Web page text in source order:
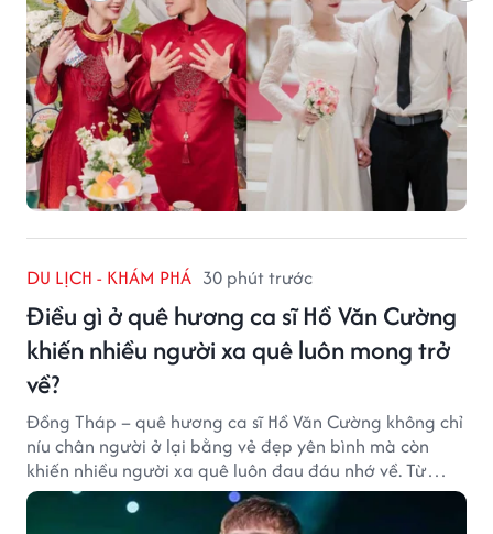
DU LỊCH - KHÁM PHÁ 30 phút trước
Điều gì ở quê hương ca sĩ Hồ Văn Cường
khiến nhiều người xa quê luôn mong trở
về?
Đồng Tháp – quê hương ca sĩ Hồ Văn Cường không chỉ
níu chân người ở lại bằng vẻ đẹp yên bình mà còn
khiến nhiều người xa quê luôn đau đáu nhớ về. Từ
cảnh sắc, ẩm thực đến tình người mộc mạc, tất cả tạo
nên sức hút rất riêng của vùng đất sen hồng.